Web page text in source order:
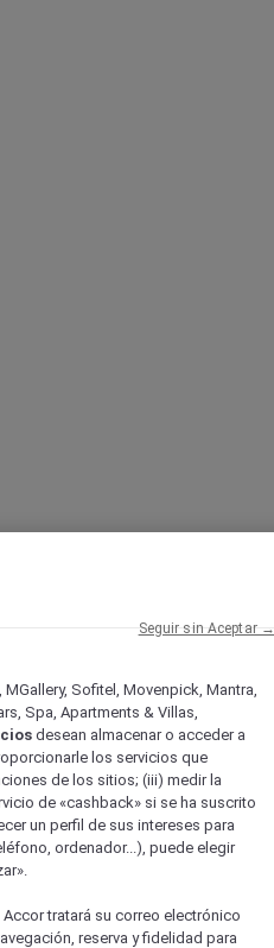
Sofitel, Movenpick, Mantra,
Spa, Apartments & Villas,
desean almacenar o acceder a
los servicios que
de los sitios; (iii) medir la
de «cashback» si se ha suscrito
un perfil de sus intereses para
ordenador...), puede elegir
tratará su correo electrónico
reserva y fidelidad para
Seguir sin Aceptar →